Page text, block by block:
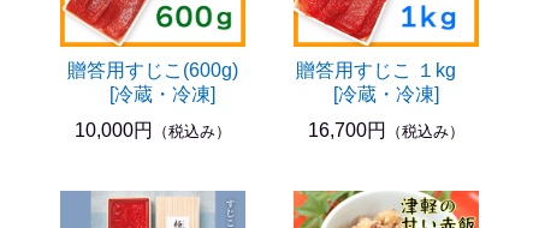
贈答用すじこ(600g)
[冷蔵・冷凍]
10,000円
（税込み）
贈答用すじこ １kg
[冷蔵・冷凍]
16,700円
（税込み）